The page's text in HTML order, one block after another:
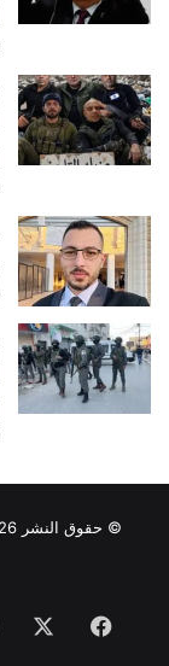
© حقوق النشر 2026، جميع الحقوق محفوظة |
فيسبوك